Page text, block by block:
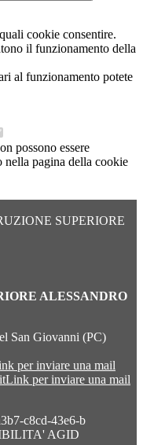
cookie consentire.
il funzionamento della
al funzionamento potete
possono essere
nella pagina della cookie
SUPERIORE
ALESSANDRO
San Giovanni (PC)
per inviare una mail
Link per inviare una mail
c8cd-43e6-b
AGID